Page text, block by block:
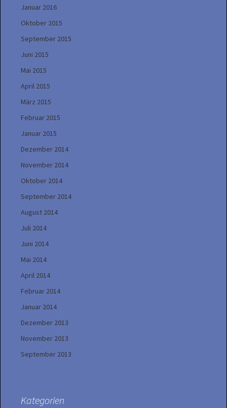
Januar 2016
Oktober 2015
September 2015
Juni 2015
Mai 2015
April 2015
März 2015
Februar 2015
Januar 2015
Dezember 2014
November 2014
Oktober 2014
September 2014
August 2014
Juli 2014
Juni 2014
Mai 2014
April 2014
Februar 2014
Januar 2014
Dezember 2013
November 2013
September 2013
Kategorien